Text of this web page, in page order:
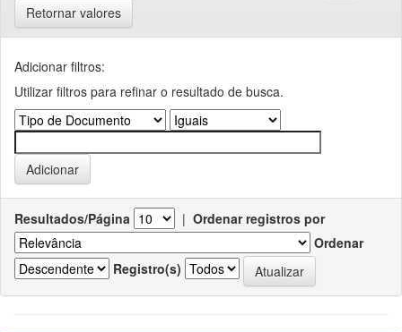
Retornar valores
Adicionar filtros:
Utilizar filtros para refinar o resultado de busca.
Resultados/Página | Ordenar registros por
Ordenar
Registro(s)